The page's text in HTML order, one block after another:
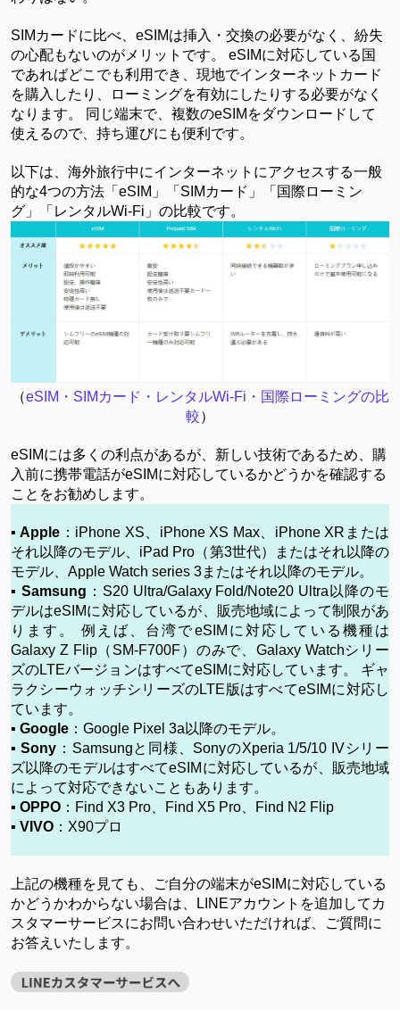
SIMカードに比べ、eSIMは挿入・交換の必要がなく、紛失
の心配もないのがメリットです。 eSIMに対応している国
であればどこでも利用でき、現地でインターネットカード
を購入したり、ローミングを有効にしたりする必要がなく
なります。 同じ端末で、複数のeSIMをダウンロードして
使えるので、持ち運びにも便利です。
以下は、海外旅行中にインターネットにアクセスする一般
的な4つの方法「eSIM」「SIMカード」「国際ローミン
グ」「レンタルWi-Fi」の比較です。
（eSIM・SIMカード・レンタルWi-Fi・国際ローミングの比
較）
eSIMには多くの利点があるが、新しい技術であるため、購
入前に携帯電話がeSIMに対応しているかどうかを確認する
ことをお勧めします。
▪ Apple ：iPhone XS、iPhone XS Max、iPhone XRまたは
それ以降のモデル、iPad Pro（第3世代）またはそれ以降の
モデル、Apple Watch series 3またはそれ以降のモデル。
▪ Samsung ：S20 Ultra/Galaxy Fold/Note20 Ultra以降のモ
デルはeSIMに対応しているが、販売地域によって制限があ
ります。 例えば、台湾でeSIMに対応している機種は
Galaxy Z Flip（SM-F700F）のみで、Galaxy Watchシリー
ズのLTEバージョンはすべてeSIMに対応しています。 ギャ
ラクシーウォッチシリーズのLTE版はすべてeSIMに対応し
ています。
▪ Google：Google Pixel 3a以降のモデル。
▪ Sony ：Samsungと同様、SonyのXperia 1/5/10 IVシリー
ズ以降のモデルはすべてeSIMに対応しているが、販売地域
によって対応できないこともあります。
▪ OPPO：Find X3 Pro、Find X5 Pro、Find N2 Flip
▪ VIVO：X90プロ
上記の機種を見ても、ご自分の端末がeSIMに対応している
かどうかわからない場合は、LINEアカウントを追加してカ
スタマーサービスにお問い合わせいただければ、ご質問に
お答えいたします。